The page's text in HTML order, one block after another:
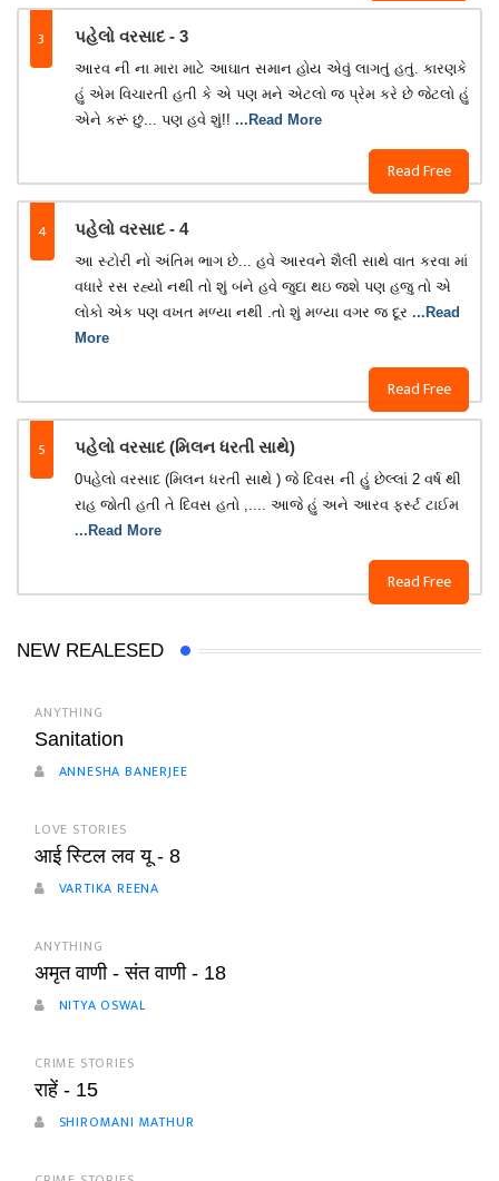
3 પહેલો વરસાદ - 3
Read Free
આરવ ની ના મારા માટે આઘાત સમાન હોય એવું લાગતું હતું. કારણકે
હું એમ વિચારતી હતી કે એ પણ મને એટલો જ પ્રેમ કરે છે જેટલો હું
એને કરૂં છું... પણ હવે શું!! ...Read More
4 પહેલો વરસાદ - 4
Read Free
આ સ્ટોરી નો અંતિમ ભાગ છે... હવે આરવને શૈલી સાથે વાત કરવા માં
વધારે રસ રહ્યો નથી તો શું બંને હવે જુદા થઇ જશે પણ હજુ તો એ
લોકો એક પણ વખત મળ્યા નથી .તો શું મળ્યા વગર જ દૂર ...Read
More
5 પહેલો વરસાદ (મિલન ધરતી સાથે)
Read Free
0પહેલો વરસાદ (મિલન ધરતી સાથે ) જે દિવસ ની હું છેલ્લાં 2 વર્ષ થી
રાહ જોતી હતી તે દિવસ હતો ,.... આજે હું અને આરવ ફર્સ્ટ ટાઈમ
...Read More
NEW REALESED
ANYTHING
Sanitation
ANNESHA BANERJEE
LOVE STORIES
आई स्टिल लव यू - 8
VARTIKA REENA
ANYTHING
अमृत वाणी - संत वाणी - 18
NITYA OSWAL
CRIME STORIES
राहें - 15
SHIROMANI MATHUR